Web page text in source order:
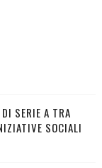
SERIE A TRA
SOCIALI